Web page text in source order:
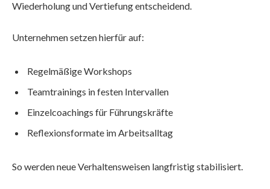
Wiederholung und Vertiefung entscheidend.
Unternehmen setzen hierfür auf:
Regelmäßige Workshops
Teamtrainings in festen Intervallen
Einzelcoachings für Führungskräfte
Reflexionsformate im Arbeitsalltag
So werden neue Verhaltensweisen langfristig stabilisiert.